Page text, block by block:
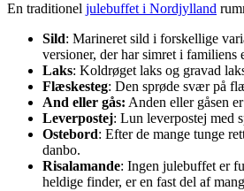
En traditionel julebuffet i Nordjylland
Sild: Marineret sild i forskellige
versioner, der har simret i familiens
Laks: Koldrøget laks og gravad
Flæskesteg: Den sprøde svær på
And eller gås: Anden eller gåsen
Leverpostej: Lun leverpostej med
Ostebord: Efter de mange tunge
danbo.
Risalamande: Ingen julebuffet er
heldige finder, er en fast del af